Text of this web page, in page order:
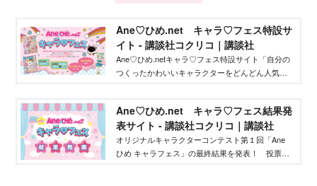
Ane♡ひめ.net キャラ♡フェス特設サ
イト - 講談社コクリコ｜講談社
Ane♡ひめ.netキャラ♡フェス特設サイト「自分の
つくったかわいいキャラクターをどんどん人気者
作りたいクリエイターを応援するイベントです！
Ane♡ひめ.net キャラ♡フェス結果発
表サイト - 講談社コクリコ｜講談社
オリジナルキャラクターコンテスト第１回「Ane
ひめ キャラフェス」の最終結果を発表！ 投票結